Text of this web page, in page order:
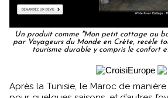
Un produit comme "Mon petit cottage au
par Voyageurs du Monde en Crète, recèle
tourisme durable y compris le confort
Après la Tunisie, le Maroc de manière collatérale, l'Égypte